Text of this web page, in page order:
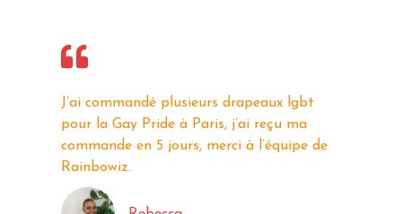
J’ai commandé leSweat LGBTà l’effigie du
drapeau lesbienne, une pépite, je
recommande Rainbowiz.